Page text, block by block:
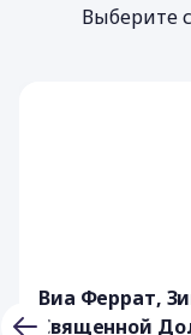
Выберите
Виа Феррат,
Священной